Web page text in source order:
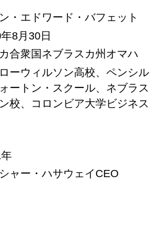
・エドワード・バフェット
8月30日
合衆国ネブラスカ州オマハ
ーウィルソン高校、ペンシル
ートン・スクール、ネブラス
校、コロンビア大学ビジネス
ャー・ハサウェイCEO